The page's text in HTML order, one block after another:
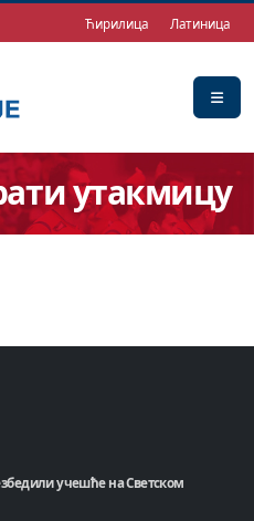
Ћирилица Латиница
утакмицу
учешће на Светском